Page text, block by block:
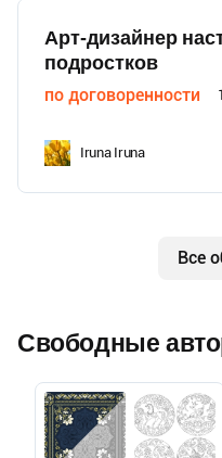
Арт-дизайнер
подростков
по договоренности
Iruna Iruna
Все
Свободные